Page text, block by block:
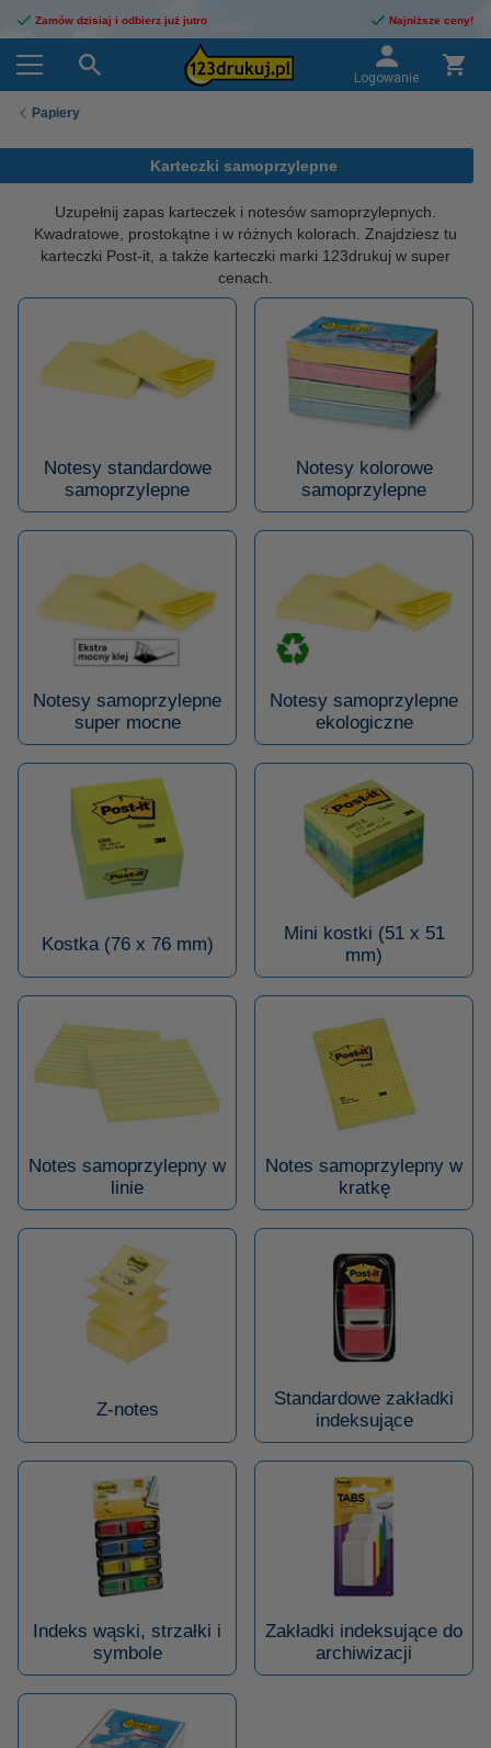
Zamów dzisiaj i odbierz już jutro Najniższe ceny!
Logowanie
Papiery
Karteczki samoprzylepne
Uzupełnij zapas karteczek i notesów samoprzylepnych.
Kwadratowe, prostokątne i w różnych kolorach. Znajdziesz tu
karteczki Post-it, a także karteczki marki 123drukuj w super
cenach.
Notesy standardowe
samoprzylepne
Notesy kolorowe
samoprzylepne
Notesy samoprzylepne
super mocne
Notesy samoprzylepne
ekologiczne
Kostka (76 x 76 mm)
Mini kostki (51 x 51
mm)
Notes samoprzylepny w
linie
Notes samoprzylepny w
kratkę
Z-notes
Standardowe zakładki
indeksujące
Indeks wąski, strzałki i
symbole
Zakładki indeksujące do
archiwizacji